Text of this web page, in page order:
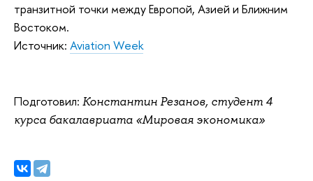
транзитной точки между Европой, Азией и Ближним
Востоком.
Источник: Aviation Week
Подготовил: Константин Резанов, студент 4
курса бакалавриата «Мировая экономика»